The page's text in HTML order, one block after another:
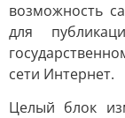
возможность
для
сети Интернет.
Целый блок